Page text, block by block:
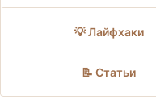
💡 Лайфхаки
📝 Статьи